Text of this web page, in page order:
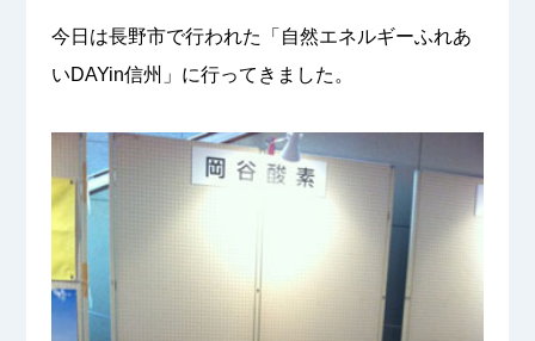
今日は長野市で行われた「自然エネルギーふれあ
いDAYin信州」に行ってきました。